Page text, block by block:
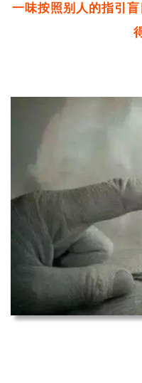
一味按照别人的指引